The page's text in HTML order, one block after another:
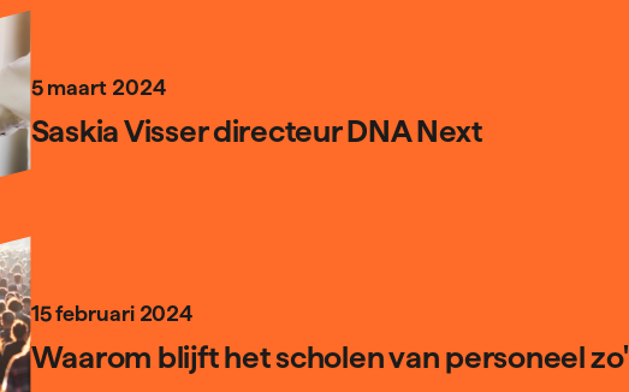
5 maart 2024
Saskia Visser directeur DNA Next
15 februari 2024
Waarom blijft het scholen van personeel